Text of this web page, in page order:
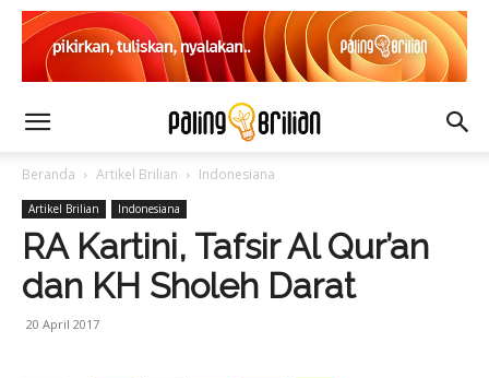
Beranda Artikel Brilian Indonesiana
Artikel Brilian Indonesiana
RA Kartini, Tafsir Al Qur’an
dan KH Sholeh Darat
20 April 2017